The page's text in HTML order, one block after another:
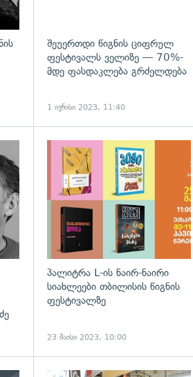
შეუერთდი წიგნის ციფრულ
ფესტივალს ველიზე — 70%-
მდე ფასდაკლება გრძელდება
1 ივნისი 2023, 11:40
პალიტრა L-ის ნაირ-ნაირი
სიახლეები თბილისის წიგნის
ფესტივალზე
23 მაისი 2023, 10:00